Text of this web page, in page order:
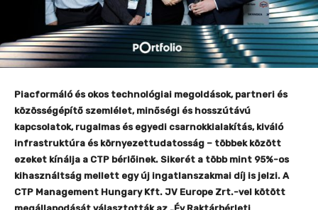
Piacformáló és okos technológiai megoldások, partneri és
közösségépítő szemlélet, minőségi és hosszútávú
kapcsolatok, rugalmas és egyedi csarnokkialakítás, kiváló
infrastruktúra és környezettudatosság – többek között
ezeket kínálja a CTP bérlőinek. Sikerét a több mint 95%-os
kihasználtság mellett egy új ingatlanszakmai díj is jelzi. A
CTP Management Hungary Kft. JV Europe Zrt.-vel kötött